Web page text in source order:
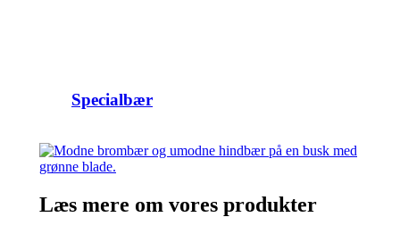
Specialbær
Læs mere om vores produkter